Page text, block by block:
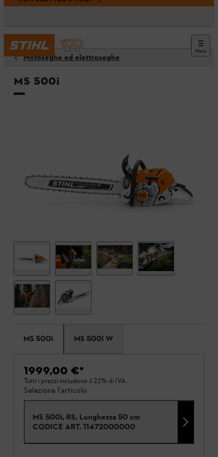
Menù
Motoseghe ed elettroseghe
MS 500¡
MS 500i MS 500i W
1999,00 €*
Tutti i prezzi includono il 22% di IVA.
Seleziona l'articolo
MS 500i, RS, Lunghezza 50 cm
CODICE ART. 11472000000